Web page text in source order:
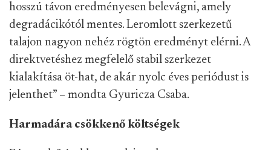
hosszú távon eredményesen belevágni, amely
degradácikótól mentes. Leromlott szerkezetű
talajon nagyon nehéz rögtön eredményt elérni. A
direktvetéshez megfelelő stabil szerkezet
kialakítása öt-hat, de akár nyolc éves periódust is
jelenthet” – mondta Gyuricza Csaba.
Harmadára csökkenő költségek